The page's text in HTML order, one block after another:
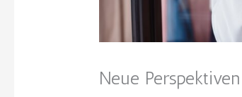
Neue